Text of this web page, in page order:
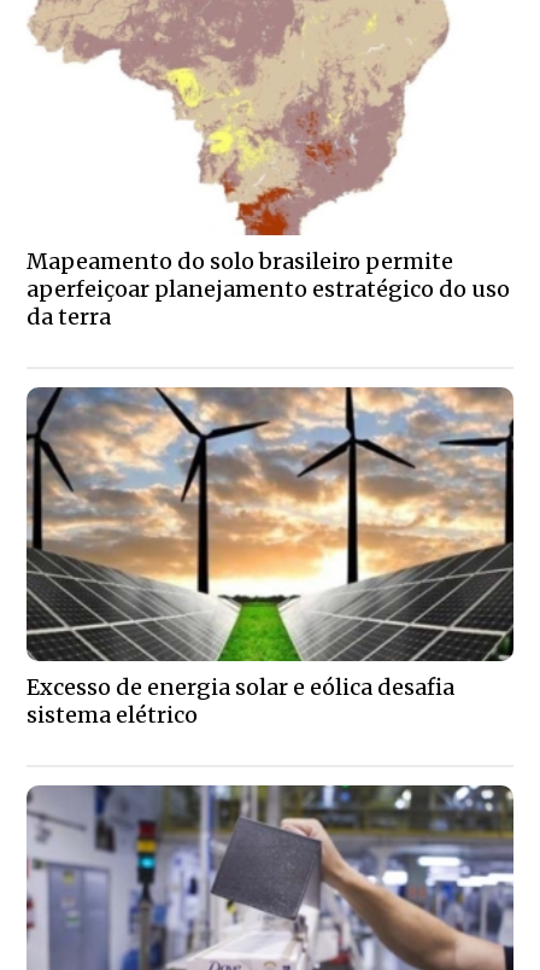
Mapeamento do solo brasileiro permite
aperfeiçoar planejamento estratégico do uso
da terra
Excesso de energia solar e eólica desafia
sistema elétrico